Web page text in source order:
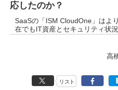
応したのか？
SaaSの「ISM CloudOne」はよ
在でもIT資産とセキュリティ状
高
リスト